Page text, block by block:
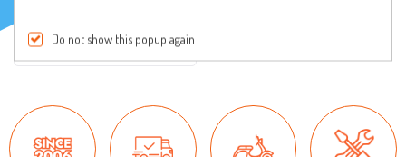
Buy Now
Do not show this popup again